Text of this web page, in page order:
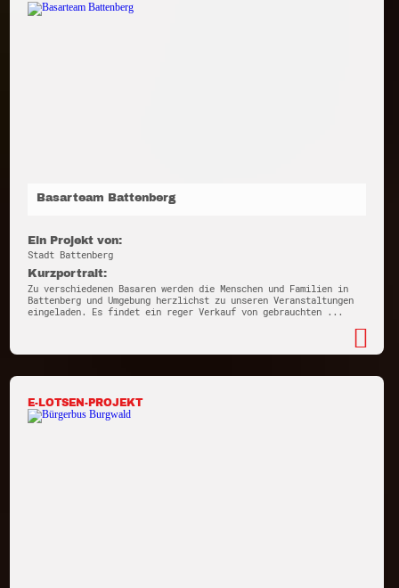
Basarteam Battenberg
Ein Projekt von:
Stadt Battenberg
Kurzportrait:
Zu verschiedenen Basaren werden die Menschen und Familien in
Battenberg und Umgebung herzlichst zu unseren Veranstaltungen
eingeladen. Es findet ein reger Verkauf von gebrauchten ...
E-LOTSEN-PROJEKT